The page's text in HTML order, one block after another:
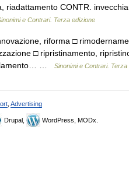
CONTR.
e Contrari. Terza edizione
riforma □
□ ripristinamento,
…
Sinonimi e Contrari. Terza
Advertising
Drupal, WordPress, MODx.